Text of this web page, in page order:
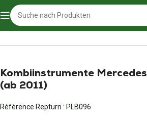
Start/LKW und Busse
Kombiinstrumente
(ab 2011)
Référence Repturn : PLB096